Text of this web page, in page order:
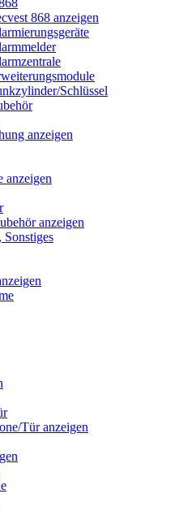
868 anzeigen
Schlüssel
anzeigen
anzeigen
anzeigen
Sonstiges
Tür anzeigen